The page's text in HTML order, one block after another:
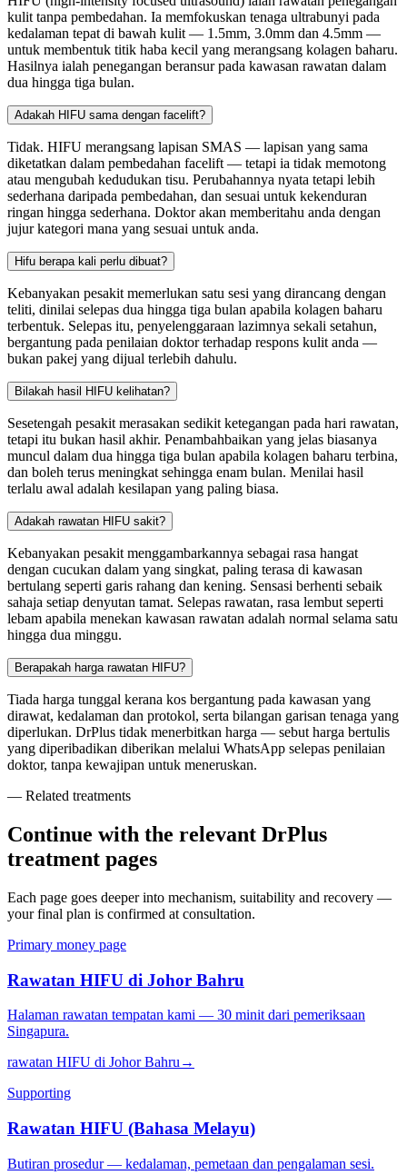
kulit tanpa pembedahan. Ia memfokuskan tenaga ultrabunyi pada
kedalaman tepat di bawah kulit — 1.5mm, 3.0mm dan 4.5mm —
untuk membentuk titik haba kecil yang merangsang kolagen baharu.
Hasilnya ialah penegangan beransur pada kawasan rawatan dalam
dua hingga tiga bulan.
Adakah HIFU sama dengan facelift?
Tidak. HIFU merangsang lapisan SMAS — lapisan yang sama
diketatkan dalam pembedahan facelift — tetapi ia tidak memotong
atau mengubah kedudukan tisu. Perubahannya nyata tetapi lebih
sederhana daripada pembedahan, dan sesuai untuk kekenduran
ringan hingga sederhana. Doktor akan memberitahu anda dengan
jujur kategori mana yang sesuai untuk anda.
Hifu berapa kali perlu dibuat?
Kebanyakan pesakit memerlukan satu sesi yang dirancang dengan
teliti, dinilai selepas dua hingga tiga bulan apabila kolagen baharu
terbentuk. Selepas itu, penyelenggaraan lazimnya sekali setahun,
bergantung pada penilaian doktor terhadap respons kulit anda —
bukan pakej yang dijual terlebih dahulu.
Bilakah hasil HIFU kelihatan?
Sesetengah pesakit merasakan sedikit ketegangan pada hari rawatan,
tetapi itu bukan hasil akhir. Penambahbaikan yang jelas biasanya
muncul dalam dua hingga tiga bulan apabila kolagen baharu terbina,
dan boleh terus meningkat sehingga enam bulan. Menilai hasil
terlalu awal adalah kesilapan yang paling biasa.
Adakah rawatan HIFU sakit?
Kebanyakan pesakit menggambarkannya sebagai rasa hangat
dengan cucukan dalam yang singkat, paling terasa di kawasan
bertulang seperti garis rahang dan kening. Sensasi berhenti sebaik
sahaja setiap denyutan tamat. Selepas rawatan, rasa lembut seperti
lebam apabila menekan kawasan rawatan adalah normal selama satu
hingga dua minggu.
Berapakah harga rawatan HIFU?
Tiada harga tunggal kerana kos bergantung pada kawasan yang
dirawat, kedalaman dan protokol, serta bilangan garisan tenaga yang
diperlukan. DrPlus tidak menerbitkan harga — sebut harga bertulis
yang diperibadikan diberikan melalui WhatsApp selepas penilaian
doktor, tanpa kewajipan untuk meneruskan.
— Related treatments
Continue with the relevant DrPlus
treatment pages
Each page goes deeper into mechanism, suitability and recovery —
your final plan is confirmed at consultation.
Primary money page
Rawatan HIFU di Johor Bahru
Halaman rawatan tempatan kami — 30 minit dari pemeriksaan
Singapura.
rawatan HIFU di Johor Bahru →
Supporting
Rawatan HIFU (Bahasa Melayu)
Butiran prosedur — kedalaman, pemetaan dan pengalaman sesi.